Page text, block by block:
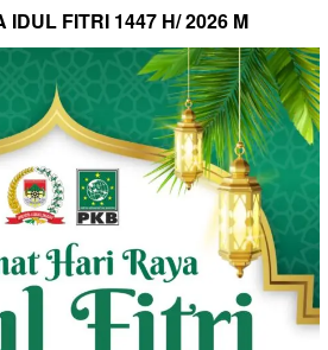
FITRI 1447 H/ 2026 M